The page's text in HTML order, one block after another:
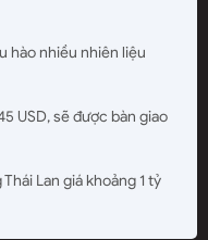
hào nhiều nhiên liệu
USD, sẽ được bàn giao
Lan giá khoảng 1 tỷ